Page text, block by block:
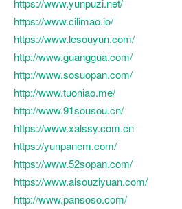
https://www.yunpuzi.net/
https://www.cilimao.io/
https://www.lesouyun.com/
http://www.guanggua.com/
http://www.sosuopan.com/
http://www.tuoniao.me/
http://www.91sousou.cn/
https://www.xalssy.com.cn
https://yunpanem.com/
https://www.52sopan.com/
https://www.aisouziyuan.com/
http://www.pansoso.com/